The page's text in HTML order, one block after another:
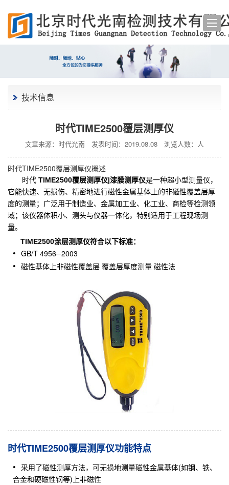
技术信息
时代TIME2500覆层测厚仪
文章来源：时代光南 发表时间：2019.08.08 浏览人数： 人
时代TIME2500覆层测厚仪概述
时代 TIME2500覆层测厚仪|漆膜测厚仪是一种超小型测量仪，
它能快速、无损伤、精密地进行磁性金属基体上的非磁性覆盖层厚
度的测量；广泛用于制造业、金属加工业、化工业、商检等检测领
域；该仪器体积小、测头与仪器一体化，特别适用于工程现场测
量。
TIME2500涂层测厚仪符合以下标准：
GB/T 4956─2003
磁性基体上非磁性覆盖层 覆盖层厚度测量 磁性法
时代TIME2500覆层测厚仪功能特点
采用了磁性测厚方法，可无损地测量磁性金属基体(如钢、铁、
合金和硬磁性钢等)上非磁性